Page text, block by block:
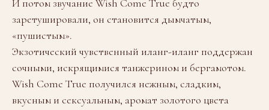
И потом звучание Wish Come True будто
заретушировали, он становится дымчатым,
«пушистым».
Экзотический чувственный иланг-иланг поддержан
сочными, искрящимися танжерином и бергамотом.
Wish Come True получился нежным, сладким,
вкусным и сексуальным, аромат золотого цвета